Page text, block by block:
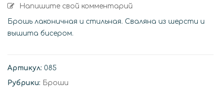
Напишите свой комментарий
Брошь лаконичная и стильная. Сваляна из шерсти и
вышита бисером.
Артикул: 085
Рубрики: Броши